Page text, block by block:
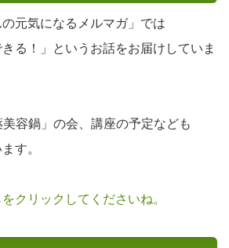
元気になるメルマガ」では
きる！」というお話をお届けしていま
容鍋」の会、講座の予定なども
す。
クリックしてくださいね。